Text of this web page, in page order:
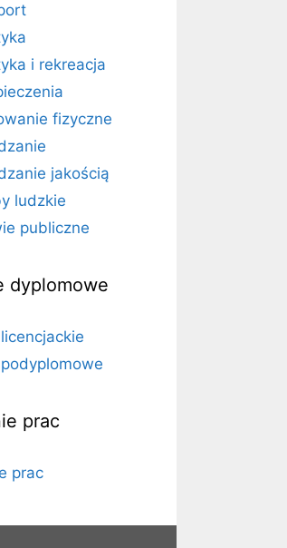
i rekreacja
fizyczne
jakością
ludzkie
publiczne
dyplomowe
prac
prac